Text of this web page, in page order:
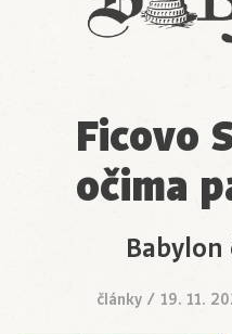
Ficovo
očima
články / 19. 11.